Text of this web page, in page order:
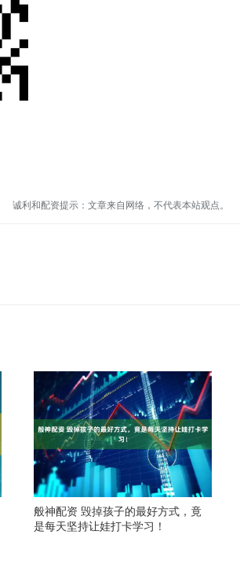
诚利和配资提示：文章来自网络，不代表本站观点。
般神配资 毁掉孩子的最好方式，竟
是每天坚持让娃打卡学习！